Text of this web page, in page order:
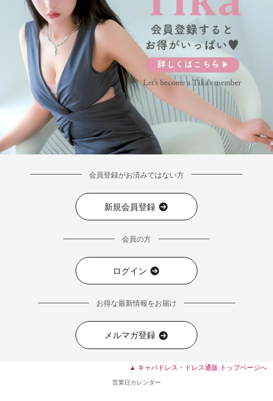
会員登録がお済みではない方
新規会員登録
会員の方
ログイン
お得な最新情報をお届け
メルマガ登録
▲ キャバドレス・ドレス通販 トップページへ
営業日カレンダー